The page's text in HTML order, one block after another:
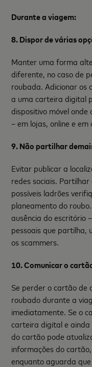
Durante a viagem:
8. Dispor de várias
Manter uma forma
diferente, no caso de
roubada. Adicionar os
a uma carteira digital
dispositivo móvel
– em lojas, online e em
9. Não partilhar
Evitar publicar a
redes sociais.
possíveis ladrões
planeamento do
ausência do escritório
pessoais que partilha,
os scammers.
10. Comunicar o
Se perder o cartão de
roubado durante a
imediatamente. Se o
carteira digital e ainda
do cartão pode
informações do
enquanto aguarda